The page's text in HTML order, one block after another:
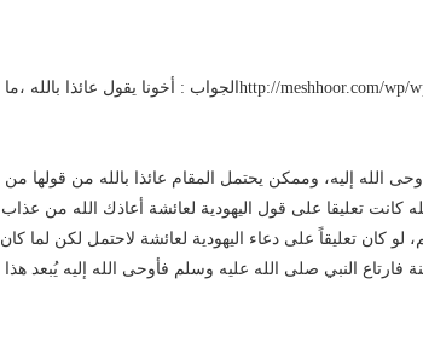
http://meshhoor.com/wp/wp-content/uploads/2017/04/AUD-20170428-WA0019.mp3الجواب : أخونا يقول عائذا بالله ،ما
الله إليه، وممكن يحتمل المقام عائذا بالله من قولها من
كانت تعليقا على قول اليهودية لعائشة أعاذك الله من عذاب
كان تعليقاً على دعاء اليهودية لعائشة لاحتمل لكن لما كان
النبي صلى الله عليه وسلم فأوحى الله إليه يُبعد هذا